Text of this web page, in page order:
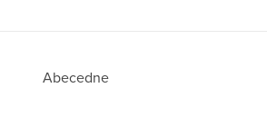
Abecedne